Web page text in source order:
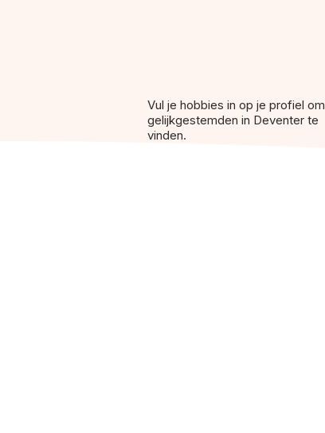
Vul je hobbies in op je profiel om
gelijkgestemden in Deventer te
vinden.